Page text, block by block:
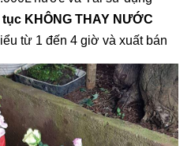
KHÔNG THAY NƯỚC
từ 1 đến 4 giờ và xuất bán